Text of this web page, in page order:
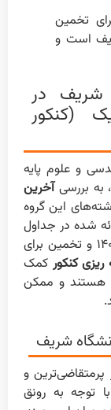
تخمین
است و
شریف در
(کنکور
و علوم پایه
به بررسیآخرین
این گروه
ارائه شده در جداول
زیر، بر اساس تحلیل داده‌های قبولی سال ۱۴۰۲ و تخمین برای
ریزی کنکور کمک
هستند و ممکن
و
توجه به رونق